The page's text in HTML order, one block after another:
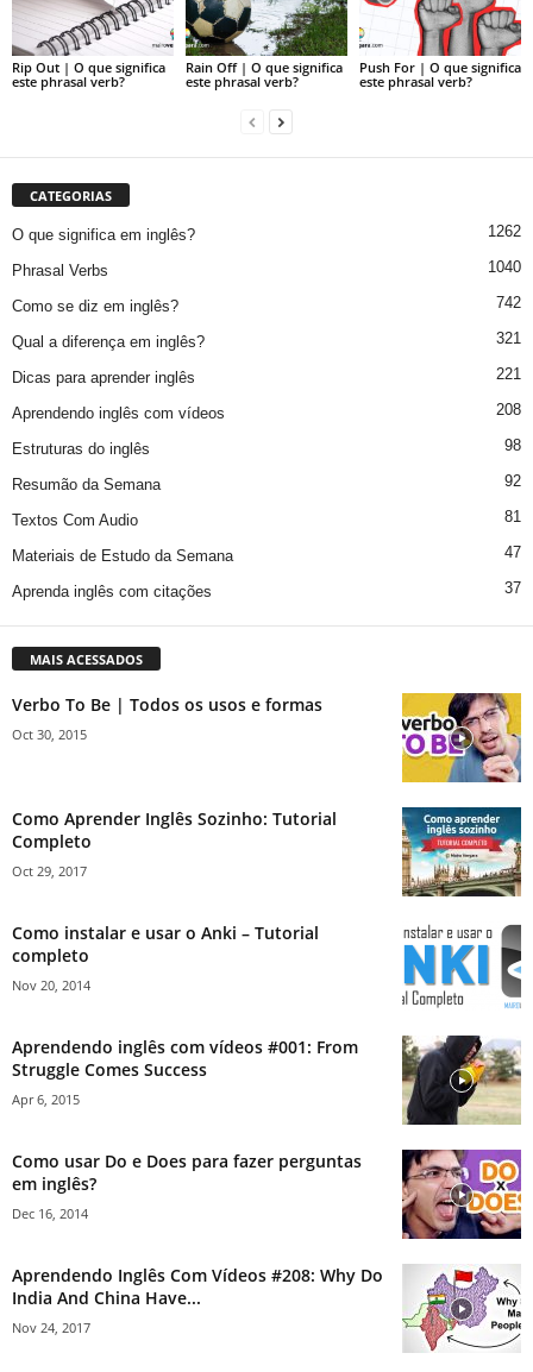
Rip Out | O que significa
este phrasal verb?
Rain Off | O que significa
este phrasal verb?
Push For | O que significa
este phrasal verb?
CATEGORIAS
O que significa em inglês? 1262
Phrasal Verbs 1040
Como se diz em inglês? 742
Qual a diferença em inglês? 321
Dicas para aprender inglês 221
Aprendendo inglês com vídeos 208
Estruturas do inglês 98
Resumão da Semana 92
Textos Com Audio 81
Materiais de Estudo da Semana 47
Aprenda inglês com citações 37
MAIS ACESSADOS
Verbo To Be | Todos os usos e formas
Oct 30, 2015
Como Aprender Inglês Sozinho: Tutorial
Completo
Oct 29, 2017
Como instalar e usar o Anki – Tutorial
completo
Nov 20, 2014
Aprendendo inglês com vídeos #001: From
Struggle Comes Success
Apr 6, 2015
Como usar Do e Does para fazer perguntas
em inglês?
Dec 16, 2014
Aprendendo Inglês Com Vídeos #208: Why Do
India And China Have...
Nov 24, 2017